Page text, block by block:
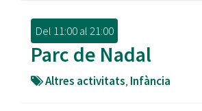
Del 11:00al21:00
Parc de Nadal
Altres activitats, Infància